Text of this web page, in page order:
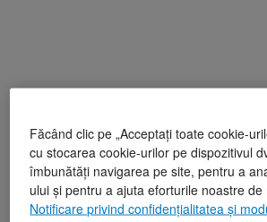
Făcând clic pe „Acceptați toate cookie-
cu stocarea cookie-urilor pe dispozitivul
îmbunătăți navigarea pe site, pentru a
ului și pentru a ajuta eforturile noastre de
Notificare privind confidențialitatea și